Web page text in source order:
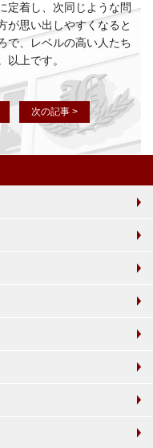
定着し、次同じような問
が思い出しやすくなると
で、レベルの高い人たち
以上です。
次の記事 >